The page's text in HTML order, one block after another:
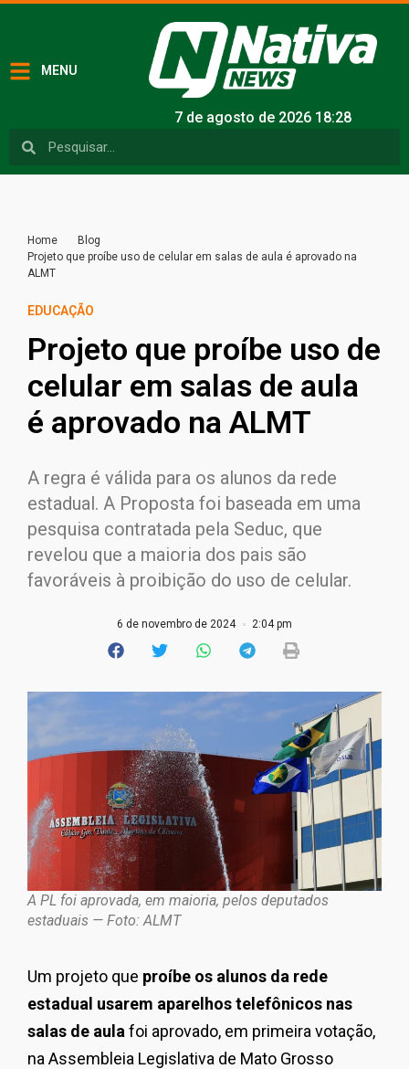
MENU
7 de agosto de 2026 18:28
Home
Blog
Projeto que proíbe uso de celular em salas de aula é aprovado na
ALMT
EDUCAÇÃO
Projeto que proíbe uso de
celular em salas de aula
é aprovado na ALMT
A regra é válida para os alunos da rede
estadual. A Proposta foi baseada em uma
pesquisa contratada pela Seduc, que
revelou que a maioria dos pais são
favoráveis à proibição do uso de celular.
6 de novembro de 2024 2:04 pm
A PL foi aprovada, em maioria, pelos deputados
estaduais — Foto: ALMT
Um projeto que proíbe os alunos da rede
estadual usarem aparelhos telefônicos nas
salas de aula foi aprovado, em primeira votação,
na Assembleia Legislativa de Mato Grosso